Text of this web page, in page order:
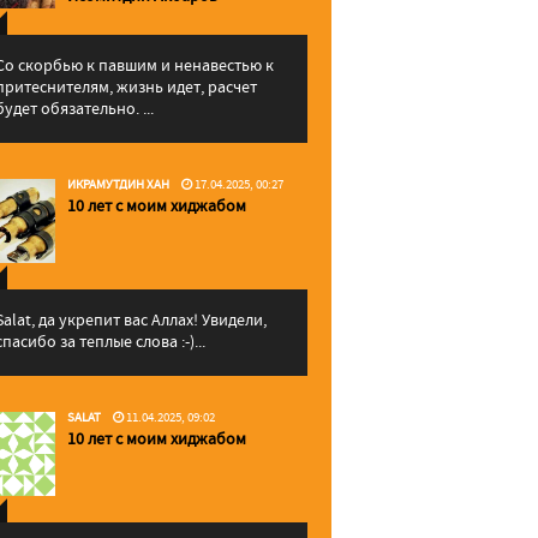
скорбью к павшим и ненавестью к
жизнь идет, расчет
обязательно. ...
ИКРАМУТДИН ХАН 17.04.2025, 00:27
10 лет с моим хиджабом
да укрепит вас Аллаx! Увидели,
за теплые слова :-)...
SALAT 11.04.2025, 09:02
10 лет с моим хиджабом